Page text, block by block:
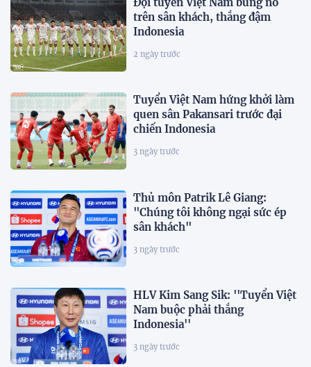
trên sân khách, thắng đậm
Indonesia
2 ngày trước
Tuyển Việt Nam hứng khởi làm
quen sân Pakansari trước đại
chiến Indonesia
3 ngày trước
Thủ môn Patrik Lê Giang:
"Chúng tôi không ngại sức ép
sân khách"
3 ngày trước
HLV Kim Sang Sik: ''Tuyển Việt
Nam buộc phải thắng
Indonesia''
3 ngày trước